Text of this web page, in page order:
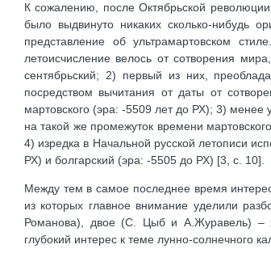
К сожалению, после Октябрьской
было выдвинуто никаких сколько-нибудь
представление об ультрамартовском
летоисчисление велось от сотворения
сентябрьский; 2) первый из них,
посредством вычитания от даты от
мартовс­кого (эра: -5509 лет до РХ); 3) менее
на такой же промежуток времени
4) изредка в Начальной русской летописи
РХ) и болгарский (эра: -5505 до РХ) [3, с. 10].
Между тем в самое последнее время
из которых главное внимание уделили
Романова), двое (С. Цыб и А.Журавель) –
глубокий интерес к теме лунно-солнечного